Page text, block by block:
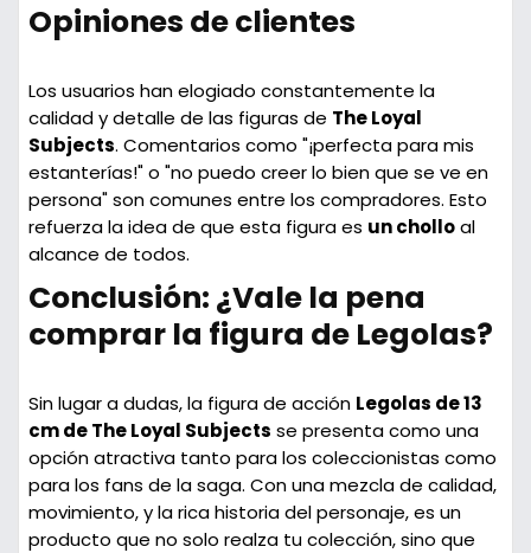
Opiniones de clientes
Los usuarios han elogiado constantemente la
calidad y detalle de las figuras de The Loyal
Subjects. Comentarios como "¡perfecta para mis
estanterías!" o "no puedo creer lo bien que se ve en
persona" son comunes entre los compradores. Esto
refuerza la idea de que esta figura es un cholloal
alcance de todos.
Conclusión: ¿Vale la pena
comprar la figura de Legolas?
Sin lugar a dudas, la figura de acción Legolas de 13
cm de The Loyal Subjects se presenta como una
opción atractiva tanto para los coleccionistas como
para los fans de la saga. Con una mezcla de calidad,
movimiento, y la rica historia del personaje, es un
producto que no solo realza tu colección, sino que